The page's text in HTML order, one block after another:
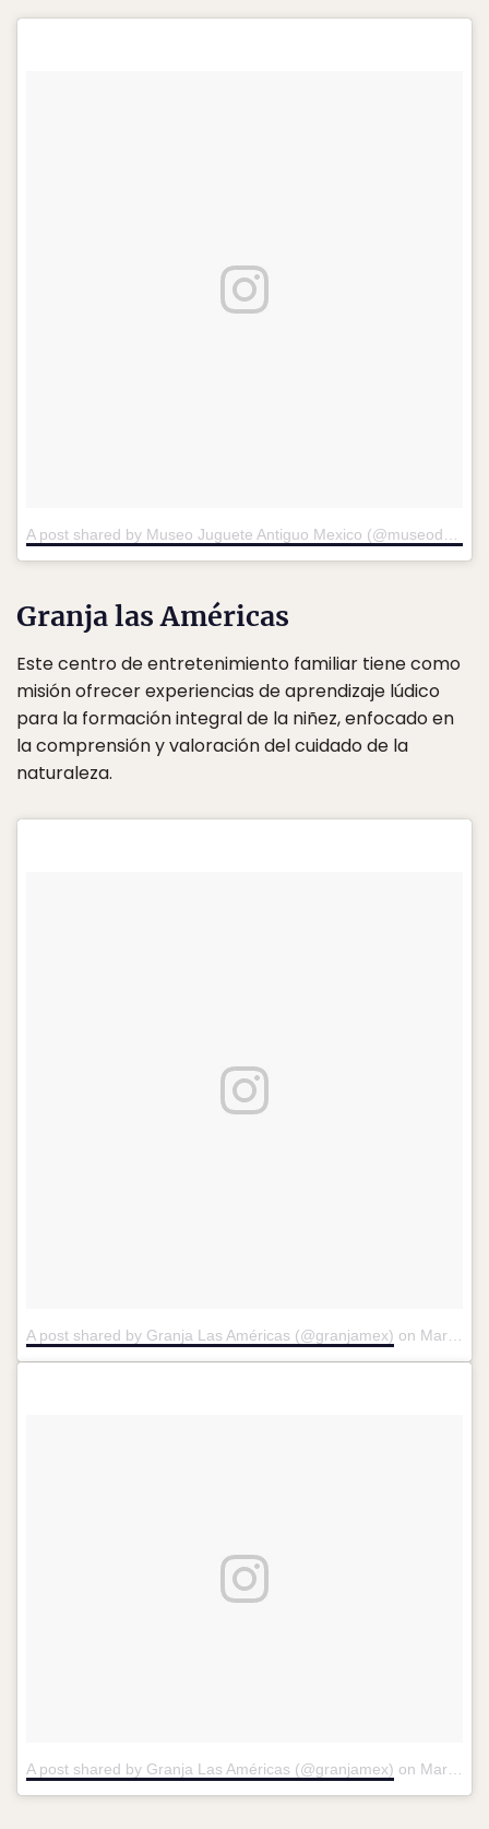
A post shared by Museo Juguete Antiguo Mexico (@museodeljuguete)
Granja las Américas
Este centro de entretenimiento familiar tiene como
misión ofrecer experiencias de aprendizaje lúdico
para la formación integral de la niñez, enfocado en
la comprensión y valoración del cuidado de la
naturaleza.
A post shared by Granja Las Américas (@granjamex) on Mar 31, 2017 at 5:46pm PDT
A post shared by Granja Las Américas (@granjamex) on Mar 9, 2018 at 9:56am PST